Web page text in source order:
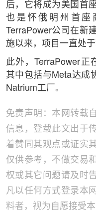
后，它将成为美国首
也是怀俄明州首座
TerraPower公司在新
施以来，项目一直处于
此外，TerraPower正
其中包括与Meta达成
Natrium工厂。
免责声明：本网转载
信息，登载此文出于
着赞同其观点或证实
仅供参考，不做交易
权或其它问题请及时
凡以任何方式登录本
料者，视为自愿接受